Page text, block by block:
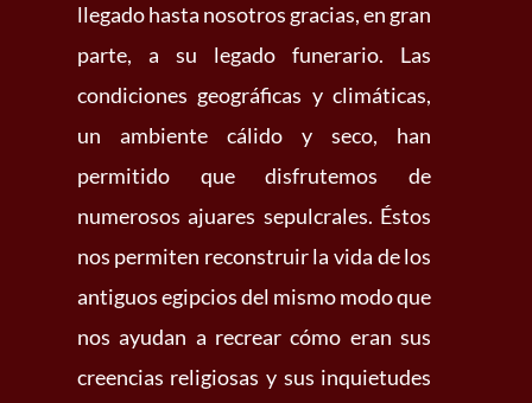
llegado hasta nosotros gracias, en gran
parte, a su legado funerario. Las
condiciones geográficas y climáticas,
un ambiente cálido y seco, han
permitido que disfrutemos de
numerosos ajuares sepulcrales. Éstos
nos permiten reconstruir la vida de los
antiguos egipcios del mismo modo que
nos ayudan a recrear cómo eran sus
creencias religiosas y sus inquietudes